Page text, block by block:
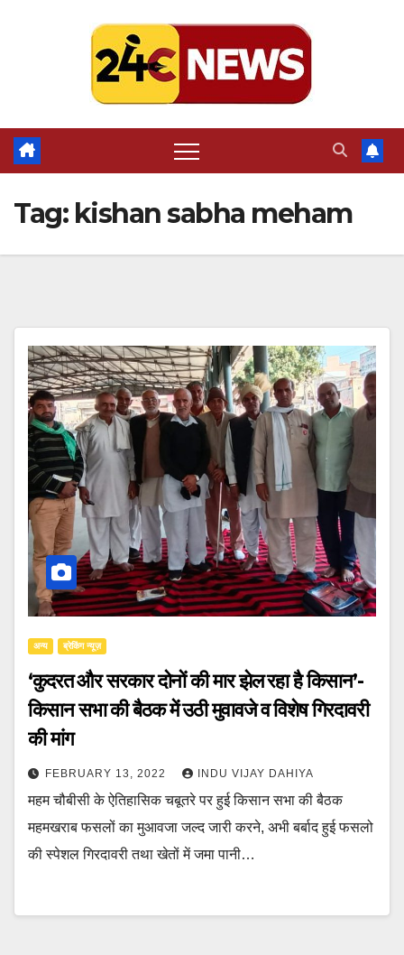
Tag: kishan sabha meham
अन्य ब्रेकिंग न्यूज़
‘कुदरत और सरकार दोनों की मार झेल रहा है किसान’-
किसान सभा की बैठक में उठी मुवावजे व विशेष गिरदावरी
की मांग
FEBRUARY 13, 2022 INDU VIJAY DAHIYA
महम चौबीसी के ऐतिहासिक चबूतरे पर हुई किसान सभा की बैठक
महमखराब फसलों का मुआवजा जल्द जारी करने, अभी बर्बाद हुई फसलो
की स्पेशल गिरदावरी तथा खेतों में जमा पानी…